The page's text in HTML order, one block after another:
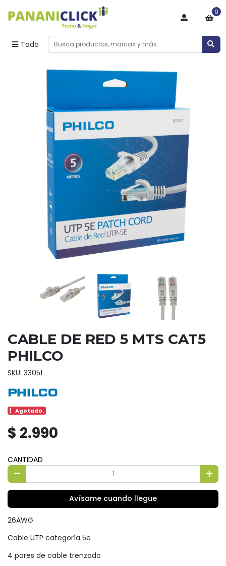
Todo
0
CABLE DE RED 5 MTS CAT5
PHILCO
SKU: 33051
Agotado.
$ 2.990
CANTIDAD
Avísame cuando llegue
26AWG
Cable UTP categoría 5e
4 pares de cable trenzado